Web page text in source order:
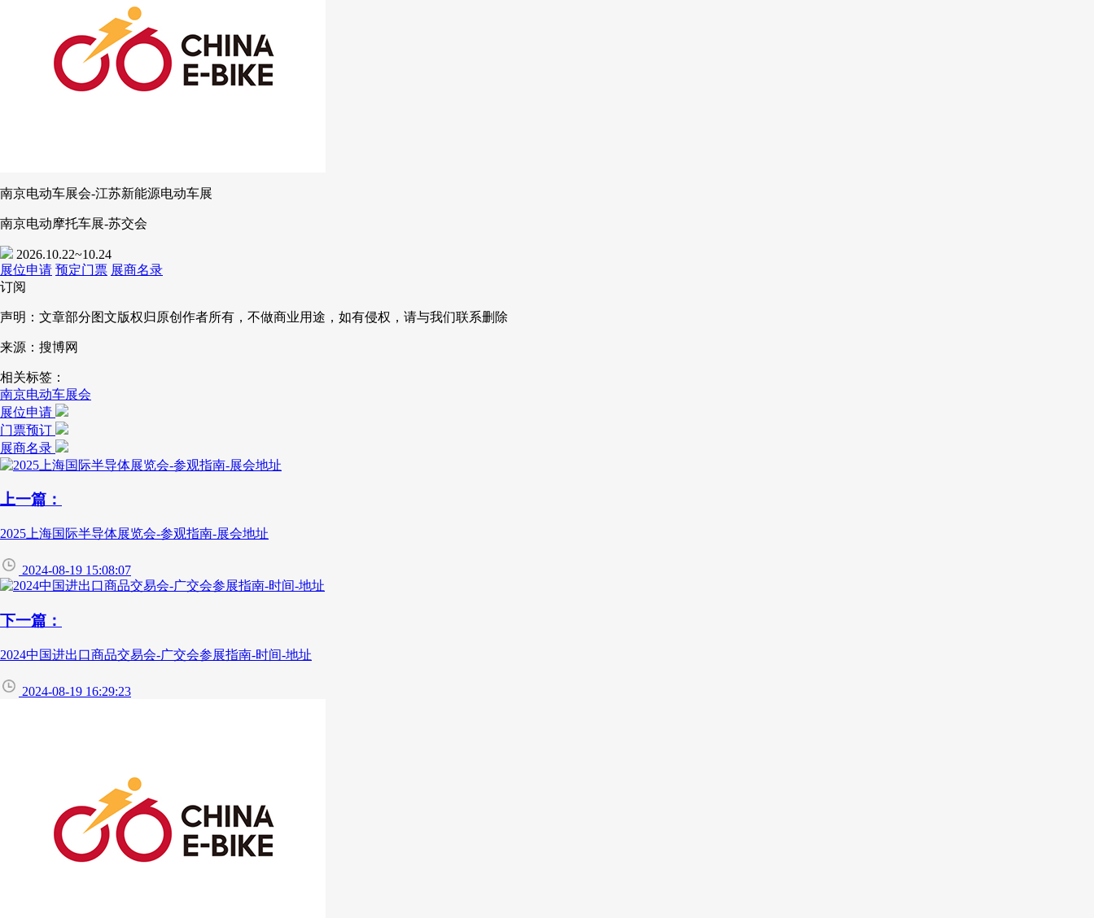
南京电动车展会-江苏新能源电动车展
南京电动摩托车展-苏交会
2026.10.22~10.24
展位申请 预定门票 展商名录
订阅
声明：文章部分图文版权归原创作者所有，不做商业用途，如有侵权，请与我们联系删除
来源：搜博网
相关标签：
南京电动车展会
展位申请
门票预订
展商名录
上一篇：
2025上海国际半导体展览会-参观指南-展会地址
2024-08-19 15:08:07
下一篇：
2024中国进出口商品交易会-广交会参展指南-时间-地址
2024-08-19 16:29:23